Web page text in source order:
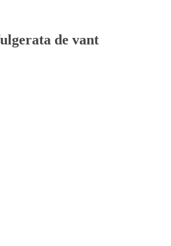
de vant